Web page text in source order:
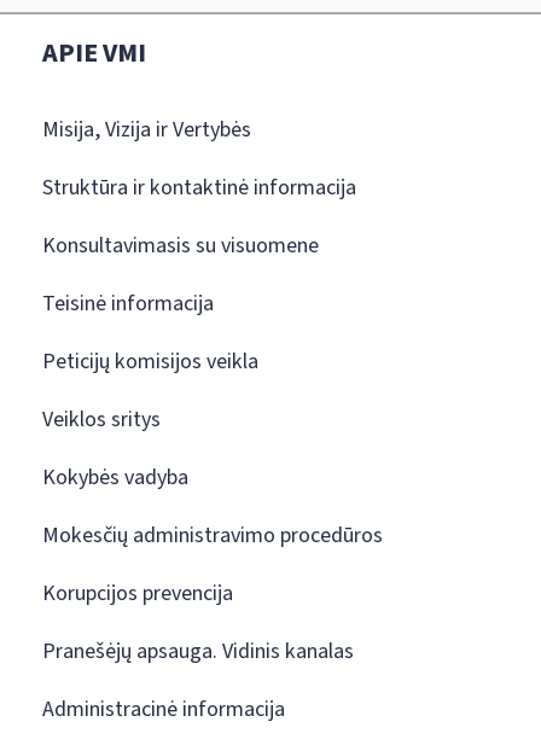
APIE VMI
Misija, Vizija ir Vertybės
Struktūra ir kontaktinė informacija
Konsultavimasis su visuomene
Teisinė informacija
Peticijų komisijos veikla
Veiklos sritys
Kokybės vadyba
Mokesčių administravimo procedūros
Korupcijos prevencija
Pranešėjų apsauga. Vidinis kanalas
Administracinė informacija